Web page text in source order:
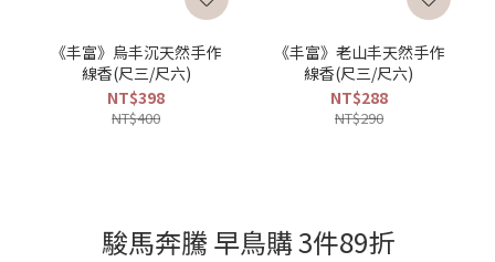
《丰富》烏丰沉天然手作
線香(尺三/尺六)
NT$398
NT$400
《丰富》老山丰天然手作
線香(尺三/尺六)
NT$288
NT$290
駿馬奔騰 早鳥購 3件89折